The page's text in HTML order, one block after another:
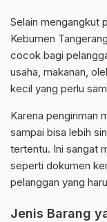
Selain mengangkut
Kebumen
cocok bagi
usaha, makanan,
kecil yang perlu
Karena pengiriman
sampai bisa lebih
tertentu. Ini sangat
seperti dokumen
pelanggan yang
Jenis Barang